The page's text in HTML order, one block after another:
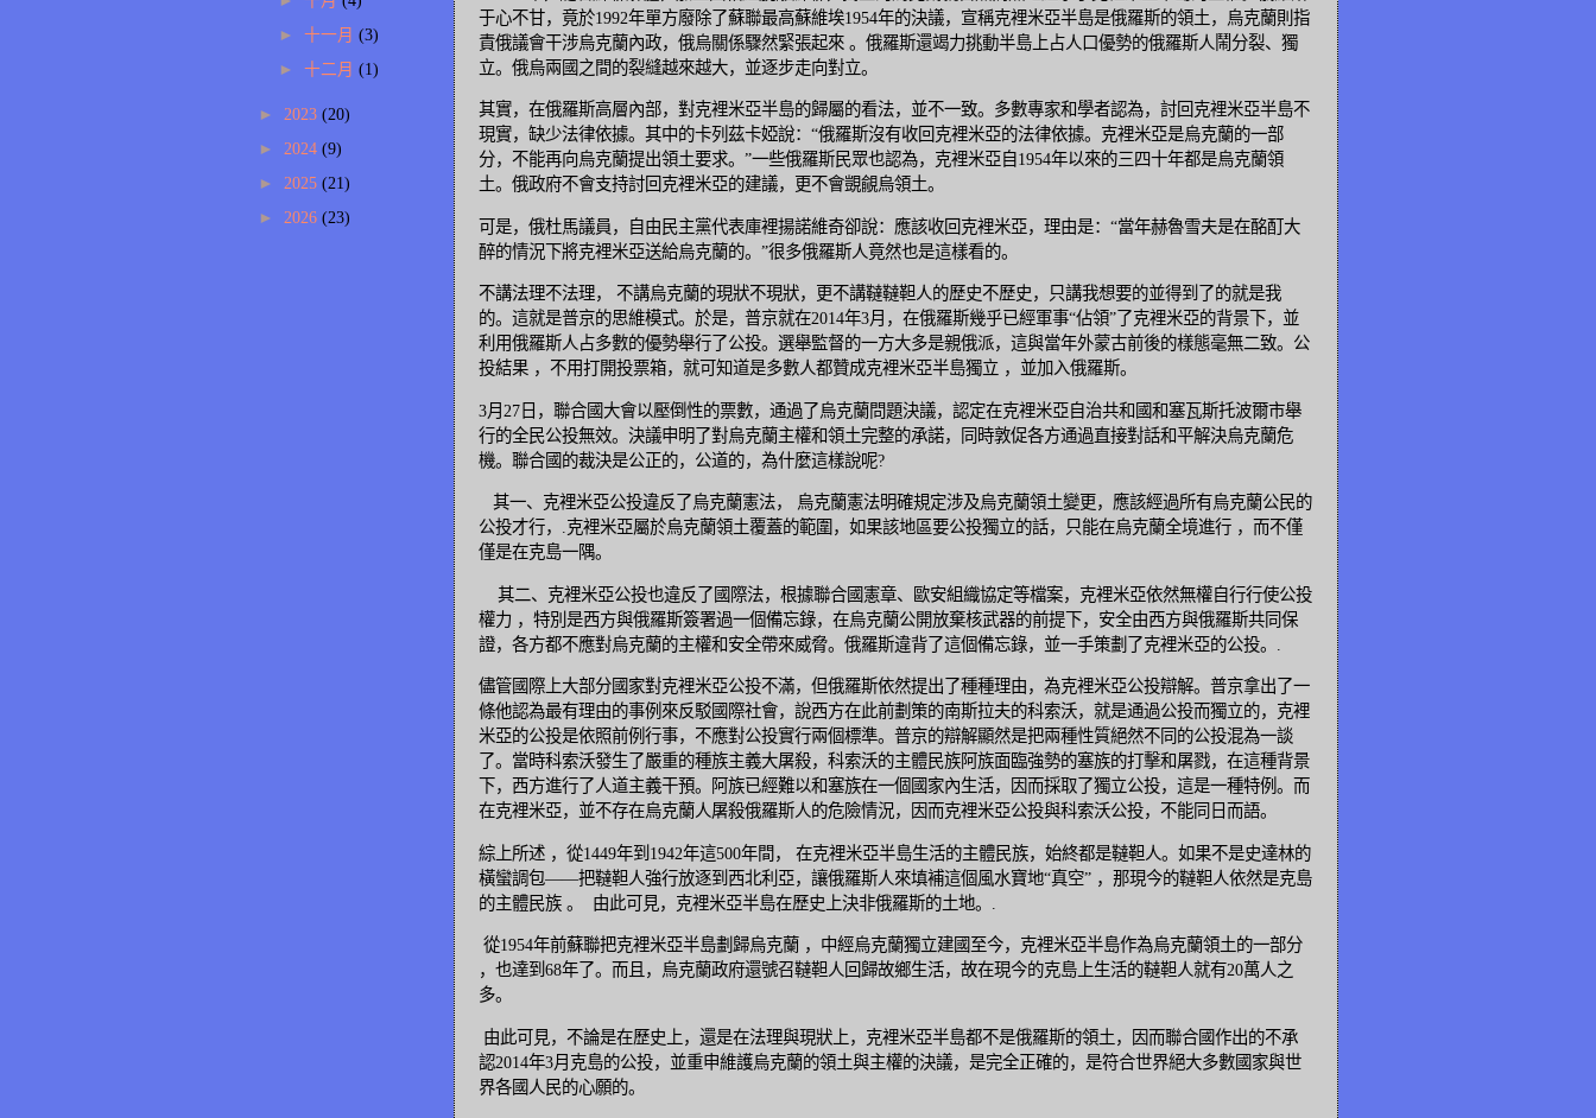
于心不甘，竟於1992年單方廢除了蘇聯最高蘇維埃1954年的決議，宣稱克裡米亞半島是俄羅斯的領土，烏克蘭則指
責俄議會干涉烏克蘭內政，俄烏關係驟然緊張起來 。俄羅斯還竭力挑動半島上占人口優勢的俄羅斯人鬧分裂、獨
立。俄烏兩國之間的裂縫越來越大，並逐步走向對立。
其實，在俄羅斯高層內部，對克裡米亞半島的歸屬的看法，並不一致。多數專家和學者認為，討回克裡米亞半島不
現實，缺少法律依據。其中的卡列茲卡婭說：“俄羅斯沒有收回克裡米亞的法律依據。克裡米亞是烏克蘭的一部
分，不能再向烏克蘭提出領土要求。”一些俄羅斯民眾也認為，克裡米亞自1954年以來的三四十年都是烏克蘭領
土。俄政府不會支持討回克裡米亞的建議，更不會覬覦烏領土。
可是，俄杜馬議員，自由民主黨代表庫裡揚諾維奇卻說：應該收回克裡米亞，理由是：“當年赫魯雪夫是在酩酊大
醉的情況下將克裡米亞送給烏克蘭的。”很多俄羅斯人竟然也是這樣看的。
不講法理不法理， 不講烏克蘭的現狀不現狀，更不講韃韃靼人的歷史不歷史，只講我想要的並得到了的就是我
的。這就是普京的思維模式。於是，普京就在2014年3月，在俄羅斯幾乎已經軍事“佔領”了克裡米亞的背景下，並
利用俄羅斯人占多數的優勢舉行了公投。選舉監督的一方大多是親俄派，這與當年外蒙古前後的樣態毫無二致。公
投結果 ，不用打開投票箱，就可知道是多數人都贊成克裡米亞半島獨立 ，並加入俄羅斯。
3月27日，聯合國大會以壓倒性的票數，通過了烏克蘭問題決議，認定在克裡米亞自治共和國和塞瓦斯托波爾市舉
行的全民公投無效。決議申明了對烏克蘭主權和領土完整的承諾，同時敦促各方通過直接對話和平解決烏克蘭危
機。聯合國的裁決是公正的，公道的，為什麼這樣說呢?
其一、克裡米亞公投違反了烏克蘭憲法， 烏克蘭憲法明確規定涉及烏克蘭領土變更，應該經過所有烏克蘭公民的
公投才行，.克裡米亞屬於烏克蘭領土覆蓋的範圍，如果該地區要公投獨立的話，只能在烏克蘭全境進行 ，而不僅
僅是在克島一隅。
其二、克裡米亞公投也違反了國際法，根據聯合國憲章、歐安組織協定等檔案，克裡米亞依然無權自行行使公投
權力 ，特別是西方與俄羅斯簽署過一個備忘錄，在烏克蘭公開放棄核武器的前提下，安全由西方與俄羅斯共同保
證，各方都不應對烏克蘭的主權和安全帶來威脅。俄羅斯違背了這個備忘錄，並一手策劃了克裡米亞的公投。.
儘管國際上大部分國家對克裡米亞公投不滿，但俄羅斯依然提出了種種理由，為克裡米亞公投辯解。普京拿出了一
條他認為最有理由的事例來反駁國際社會，說西方在此前劃策的南斯拉夫的科索沃，就是通過公投而獨立的，克裡
米亞的公投是依照前例行事，不應對公投實行兩個標準。普京的辯解顯然是把兩種性質絕然不同的公投混為一談
了。當時科索沃發生了嚴重的種族主義大屠殺，科索沃的主體民族阿族面臨強勢的塞族的打擊和屠戮，在這種背景
下，西方進行了人道主義干預。阿族已經難以和塞族在一個國家內生活，因而採取了獨立公投，這是一種特例。而
在克裡米亞，並不存在烏克蘭人屠殺俄羅斯人的危險情況，因而克裡米亞公投與科索沃公投，不能同日而語。
綜上所述 ，從1449年到1942年這500年間， 在克裡米亞半島生活的主體民族，始終都是韃靼人。如果不是史達林的
橫蠻調包——把韃靼人強行放逐到西北利亞，讓俄羅斯人來填補這個風水寶地“真空” ，那現今的韃靼人依然是克島
的主體民族 。 由此可見，克裡米亞半島在歷史上決非俄羅斯的土地。.
從1954年前蘇聯把克裡米亞半島劃歸烏克蘭 ，中經烏克蘭獨立建國至今，克裡米亞半島作為烏克蘭領土的一部分
，也達到68年了。而且，烏克蘭政府還號召韃靼人回歸故鄉生活，故在現今的克島上生活的韃靼人就有20萬人之
多。
由此可見，不論是在歷史上，還是在法理與現狀上，克裡米亞半島都不是俄羅斯的領土，因而聯合國作出的不承
認2014年3月克島的公投，並重申維護烏克蘭的領土與主權的決議，是完全正確的，是符合世界絕大多數國家與世
界各國人民的心願的。
► 十一月 (3)
► 十二月 (1)
► 2023 (20)
► 2024 (9)
► 2025 (21)
► 2026 (23)